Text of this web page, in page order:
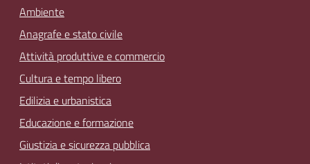
Ambiente
Anagrafe e stato civile
Attività produttive e commercio
Cultura e tempo libero
Edilizia e urbanistica
Educazione e formazione
Giustizia e sicurezza pubblica